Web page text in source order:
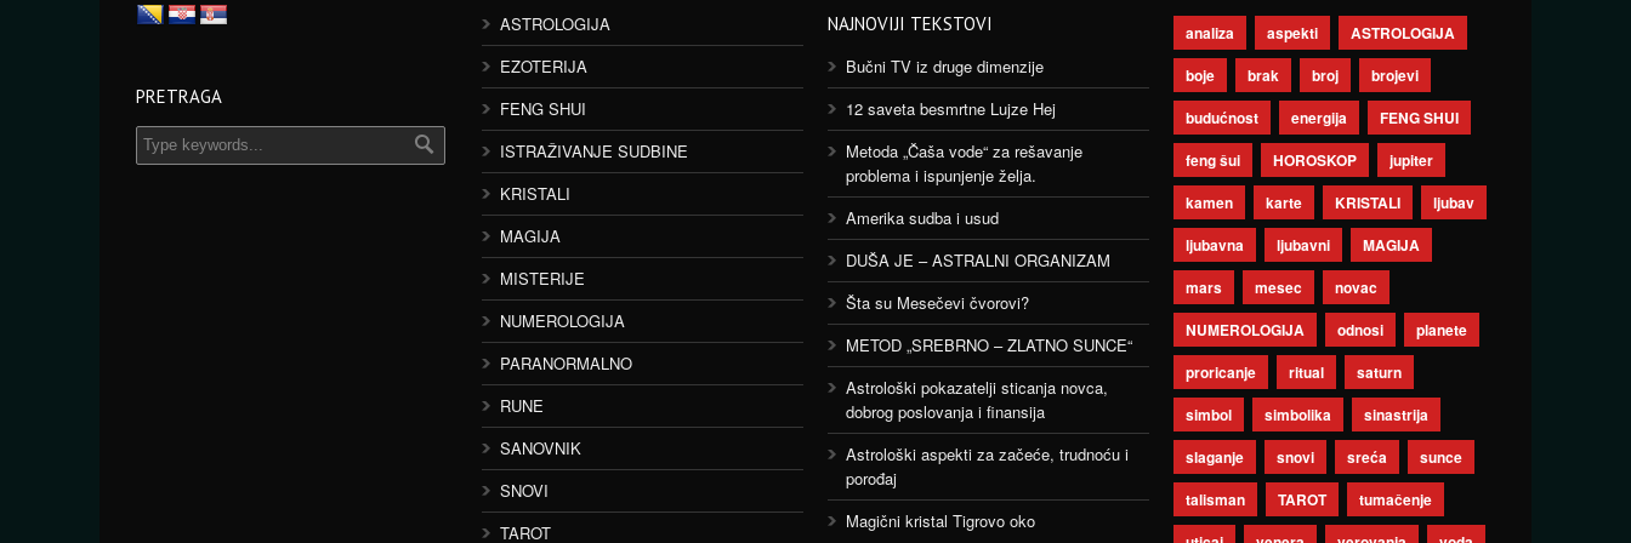
PRETRAGA
ASTROLOGIJA
EZOTERIJA
FENG SHUI
ISTRAŽIVANJE SUDBINE
KRISTALI
MAGIJA
MISTERIJE
NUMEROLOGIJA
PARANORMALNO
RUNE
SANOVNIK
SNOVI
TAROT
NAJNOVIJI TEKSTOVI
Bučni TV iz druge dimenzije
12 saveta besmrtne Lujze Hej
Metoda „Čaša vode“ za rešavanje
problema i ispunjenje želja.
Amerika sudba i usud
DUŠA JE – ASTRALNI ORGANIZAM
Šta su Mesečevi čvorovi?
METOD „SREBRNO – ZLATNO SUNCE“
Astrološki pokazatelji sticanja novca,
dobrog poslovanja i finansija
Astrološki aspekti za začeće, trudnoću i
porođaj
Magični kristal Tigrovo oko
analiza aspekti
ASTROLOGIJA
boje
brak broj
brojevi
budućnost
energija
FENG SHUI
feng šui
HOROSKOP
jupiter
kamen
karte KRISTALI
ljubav
ljubavna
ljubavni
MAGIJA
mars
mesec
novac
NUMEROLOGIJA
odnosi
planete
proricanje
ritual
saturn
simbol
simbolika
sinastrija
slaganje
snovi sreća
sunce
talisman
TAROT
tumačenje